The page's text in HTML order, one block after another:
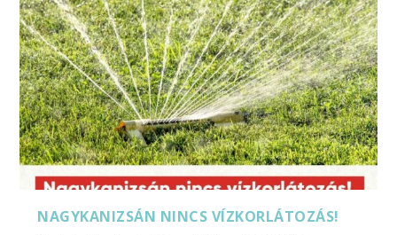
NAGYKANIZSÁN NINCS VÍZKORLÁTOZÁS!